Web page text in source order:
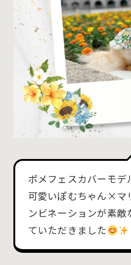
ポメフェスカバーモデ
可愛いぽむちゃん×マ
ンビネーションが素
ていただきました